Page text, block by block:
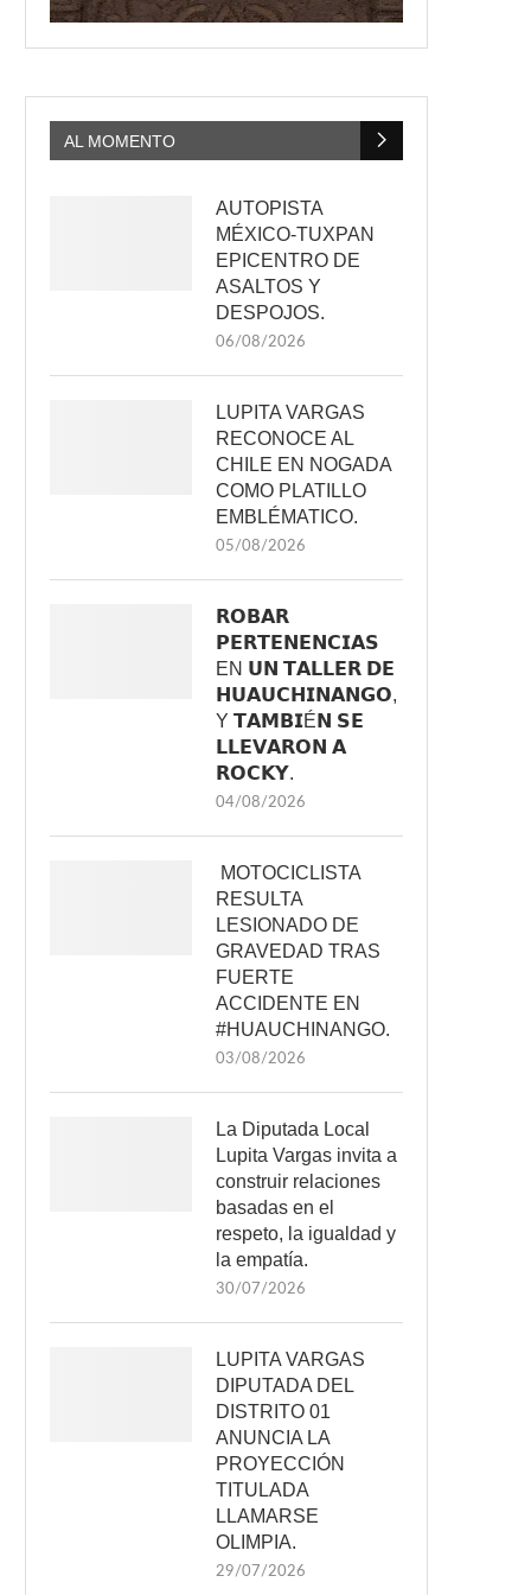
AL MOMENTO
AUTOPISTA
MÉXICO-TUXPAN
EPICENTRO DE
ASALTOS Y
DESPOJOS.
06/08/2026
LUPITA VARGAS
RECONOCE AL
CHILE EN NOGADA
COMO PLATILLO
EMBLÉMATICO.
05/08/2026
𝗥𝗢𝗕𝗔𝗥
𝗣𝗘𝗥𝗧𝗘𝗡𝗘𝗡𝗖𝗜𝗔𝗦
EN 𝗨𝗡 𝗧𝗔𝗟𝗟𝗘𝗥 𝗗𝗘
𝗛𝗨𝗔𝗨𝗖𝗛𝗜𝗡𝗔𝗡𝗚𝗢,
Y 𝗧𝗔𝗠𝗕𝗜É𝗡 𝗦𝗘
𝗟𝗟𝗘𝗩𝗔𝗥𝗢𝗡 𝗔
𝗥𝗢𝗖𝗞𝗬.
04/08/2026
MOTOCICLISTA
RESULTA
LESIONADO DE
GRAVEDAD TRAS
FUERTE
ACCIDENTE EN
#HUAUCHINANGO.
03/08/2026
La Diputada Local
Lupita Vargas invita a
construir relaciones
basadas en el
respeto, la igualdad y
la empatía.
30/07/2026
LUPITA VARGAS
DIPUTADA DEL
DISTRITO 01
ANUNCIA LA
PROYECCIÓN
TITULADA
LLAMARSE
OLIMPIA.
29/07/2026